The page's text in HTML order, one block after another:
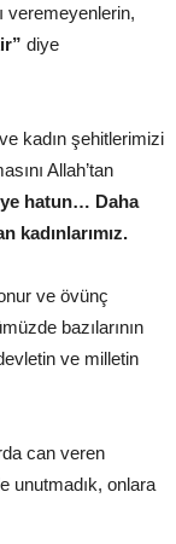
veremeyenlerin,
diye
kadın şehitlerimizi
Allah’tan
hatun… Daha
kadınlarımız.
ve övünç
bazılarının
ve milletin
can veren
unutmadık, onlara